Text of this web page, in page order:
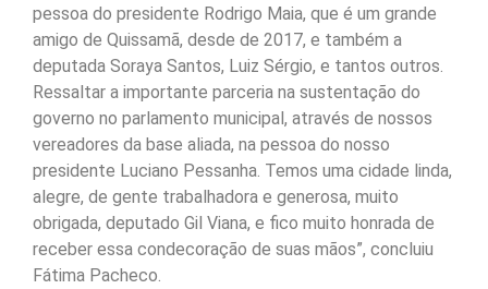
pessoa do presidente Rodrigo Maia, que é um grande
amigo de Quissamã, desde de 2017, e também a
deputada Soraya Santos, Luiz Sérgio, e tantos outros.
Ressaltar a importante parceria na sustentação do
governo no parlamento municipal, através de nossos
vereadores da base aliada, na pessoa do nosso
presidente Luciano Pessanha. Temos uma cidade linda,
alegre, de gente trabalhadora e generosa, muito
obrigada, deputado Gil Viana, e fico muito honrada de
receber essa condecoração de suas mãos”, concluiu
Fátima Pacheco.